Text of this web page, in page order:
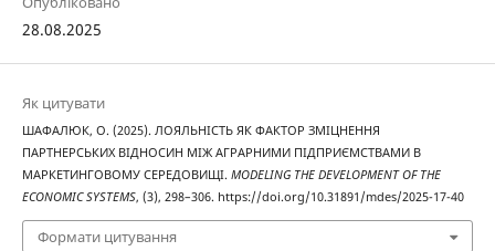
28.08.2025
Як цитувати
ШАФАЛЮК, О. (2025). ЛОЯЛЬНІСТЬ ЯК ФАКТОР ЗМІЦНЕННЯ
ПАРТНЕРСЬКИХ ВІДНОСИН МІЖ АГРАРНИМИ ПІДПРИЄМСТВАМИ В
МАРКЕТИНГОВОМУ СЕРЕДОВИЩІ. MODELING THE DEVELOPMENT OF THE
ECONOMIC SYSTEMS, (3), 298–306. https://doi.org/10.31891/mdes/2025-17-40
Формати цитування